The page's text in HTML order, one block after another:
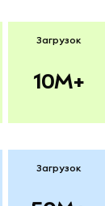
Загрузок
10M+
Загрузок